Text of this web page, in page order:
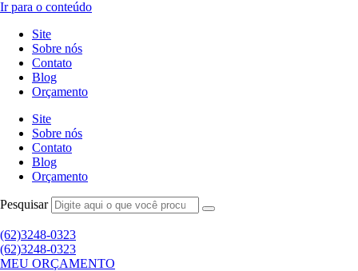
Ir para o conteúdo
Site
Sobre nós
Contato
Blog
Orçamento
Site
Sobre nós
Contato
Blog
Orçamento
Pesquisar
(62)3248-0323
(62)3248-0323
MEU ORÇAMENTO